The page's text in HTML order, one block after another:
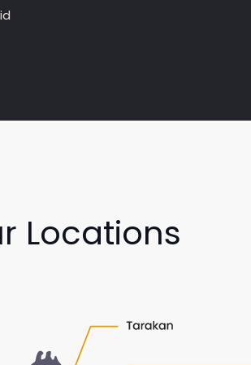
Locations